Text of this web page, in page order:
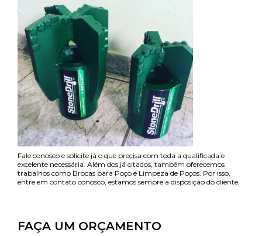
Fale conosco e solicite já o que precisa com toda a qualificada e
excelente necessária. Além dos já citados, também oferecemos
trabalhos como Brocas para Poço e Limpeza de Poços. Por isso,
entre em contato conosco, estamos sempre a disposição do cliente.
FAÇA UM ORÇAMENTO